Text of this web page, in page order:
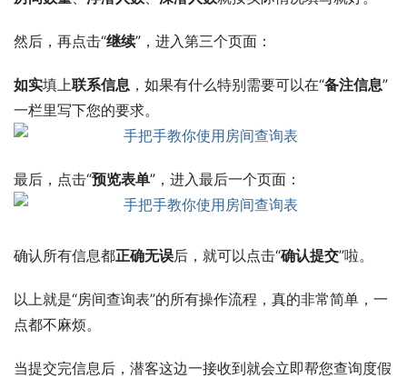
然后，再点击“继续”，进入第三个页面：
如实填上联系信息 ，如果有什么特别需要可以在“备注信息”
一栏里写下您的要求。
最后，点击“预览表单”，进入最后一个页面：
确认所有信息都正确无误后，就可以点击“确认提交”啦。
以上就是“房间查询表”的所有操作流程，真的非常简单，一
点都不麻烦。
当提交完信息后，潜客这边一接收到就会立即帮您查询度假